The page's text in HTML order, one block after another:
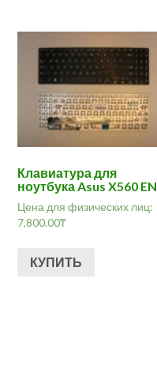
Клавиатура для
ноутбука Asus X560 EN
Цена для физических лиц:
7,800.00₸
КУПИТЬ